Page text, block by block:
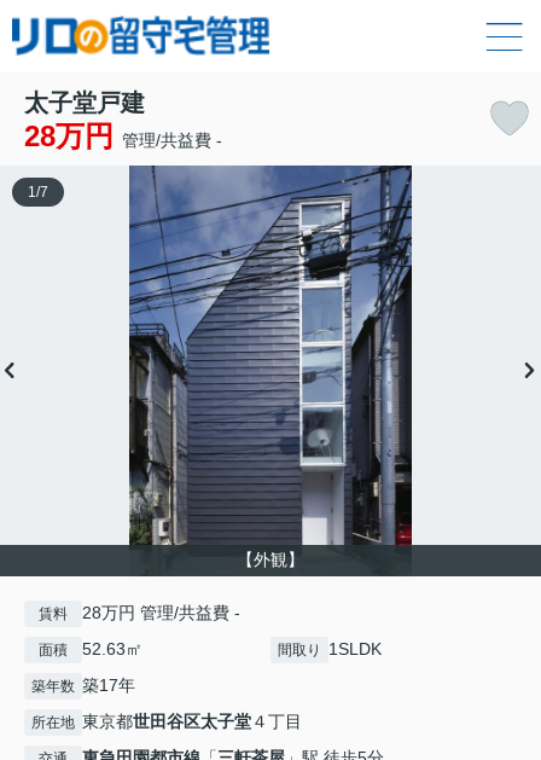
太子堂戸建
28万円 管理/共益費 -
【外観】
1 /7
賃料 28万円 管理/共益費 -
面積 52.63㎡ 間取り 1SLDK
築年数 築17年
所在地 東京都世田谷区太子堂４丁目